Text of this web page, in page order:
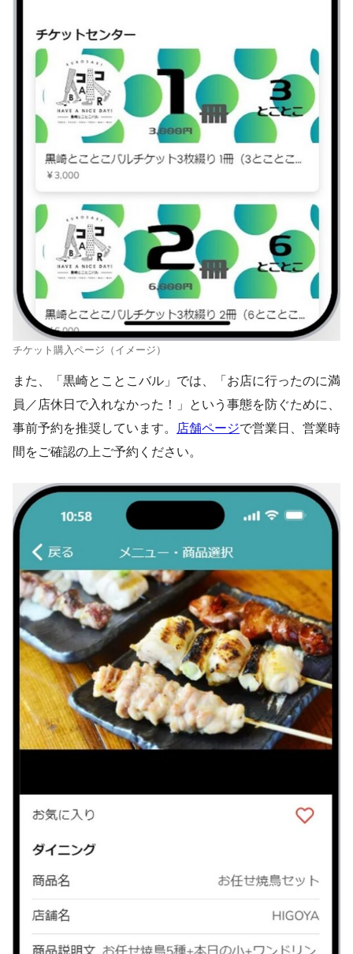
チケット購入ページ（イメージ）
また、「黒崎とことこバル」では、「お店に行ったのに満
員／店休日で入れなかった！」という事態を防ぐために、
事前予約を推奨しています。
店舗ページで営業日、営業時
間をご確認の上ご予約ください。